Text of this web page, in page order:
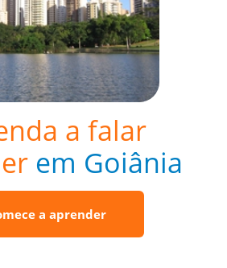
a falar
em Goiânia
a aprender